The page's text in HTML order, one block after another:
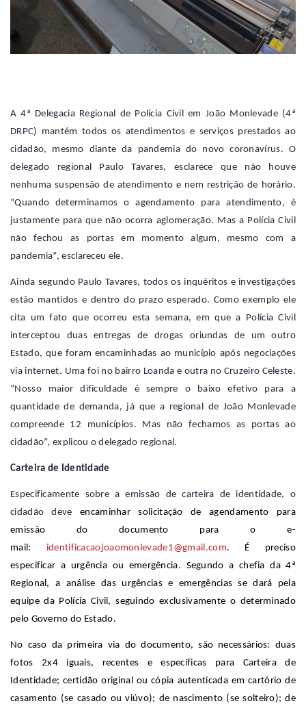
A4ª Delegacia Regional de Polícia Civil em João Monlevade (4ª
DRPC) mantém todos os atendimentos e serviços prestados ao
cidadão, mesmo diante da pandemia do novo coronavírus. O
delegado regional Paulo Tavares, esclarece que não houve
nenhuma suspensão de atendimento e nem restrição de horário.
“Quando determinamos o agendamento para atendimento, é
justamente para que não ocorra aglomeração. Mas a Polícia Civil
não fechou as portas em momento algum, mesmo com a
pandemia”, esclareceu ele.
Ainda segundo Paulo Tavares, todos os inquéritos e investigações
estão mantidos e dentro do prazo esperado. Como exemplo ele
cita um fato que ocorreu esta semana, em que a Polícia Civil
interceptou duas entregas de drogas oriundas de um outro
Estado, que foram encaminhadas ao município após negociações
via internet. Uma foi no bairro Loanda e outra no Cruzeiro Celeste.
“Nosso maior dificuldade é sempre o baixo efetivo para a
quantidade de demanda, já que a regional de João Monlevade
compreende 12 municípios. Mas não fechamos as portas ao
cidadão”, explicou o delegado regional.
Carteira de Identidade
Especificamente sobre a emissão de carteira de identidade, o
cidadão deve encaminhar solicitação de agendamento para
emissão do documento para o e-
mail: identificacaojoaomonlevade1@gmail.com. É preciso
especificar a urgência ou emergência. Segundo a chefia da 4ª
Regional, a análise das urgências e emergências se dará pela
equipe da Polícia Civil, seguindo exclusivamente o determinado
pelo Governo do Estado.
No caso da primeira via do documento, são necessários: d uas
fotos 2x4 iguais, recentes e específicas para Carteira de
Identidade; certidão original ou cópia autenticada em cartório de
casamento (se casado ou viúvo); de nascimento (se solteiro); de